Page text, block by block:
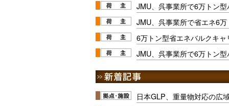
JMU、呉事業所で6万トン
JMU、呉事業所で省エネ6
6万トン型省エネバルクキ
JMU、呉事業所で6万トン
日本GLP、重量物対応の広